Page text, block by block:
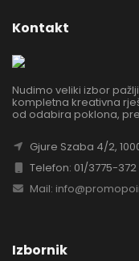
Kontakt
Nudimo veliki izbor
kompletna kreativna
od odabira poklona,
Gjure Szaba 4/2,
Telefon: 01/3775-372
Mail:
Izbornik